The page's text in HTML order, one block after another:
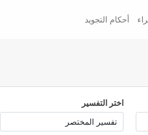
أحكام التجويد
اختر التفسير